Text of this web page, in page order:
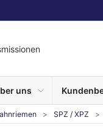
uns
SPZ / XPZ